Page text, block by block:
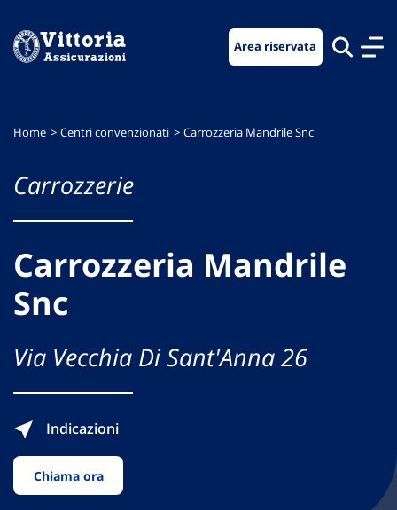
menu
contenuto
footer
Area riservata
Home Centri convenzionati Carrozzeria Mandrile Snc
Carrozzerie
Carrozzeria Mandrile
Snc
Via Vecchia Di Sant'Anna 26
Indicazioni
Chiama ora